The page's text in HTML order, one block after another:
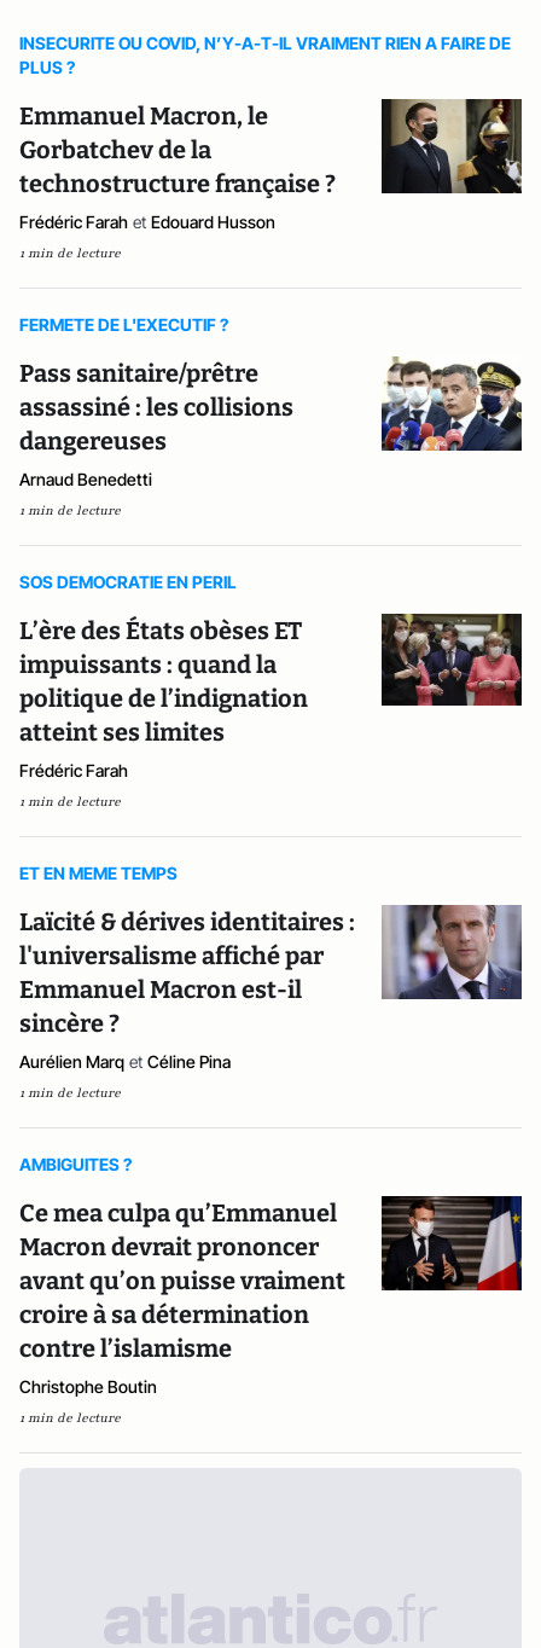
INSECURITE OU COVID, N’Y-A-T-IL VRAIMENT RIEN A FAIRE DE
PLUS ?
Emmanuel Macron, le
Gorbatchev de la
technostructure française ?
Frédéric Farah et Edouard Husson
1 min de lecture
FERMETE DE L'EXECUTIF ?
Pass sanitaire/prêtre
assassiné : les collisions
dangereuses
Arnaud Benedetti
1 min de lecture
SOS DEMOCRATIE EN PERIL
L’ère des États obèses ET
impuissants : quand la
politique de l’indignation
atteint ses limites
Frédéric Farah
1 min de lecture
ET EN MEME TEMPS
Laïcité & dérives identitaires :
l'universalisme affiché par
Emmanuel Macron est-il
sincère ?
Aurélien Marq et Céline Pina
1 min de lecture
AMBIGUITES ?
Ce mea culpa qu’Emmanuel
Macron devrait prononcer
avant qu’on puisse vraiment
croire à sa détermination
contre l’islamisme
Christophe Boutin
1 min de lecture